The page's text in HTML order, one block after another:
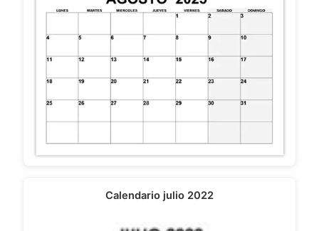
Calendario julio 2022